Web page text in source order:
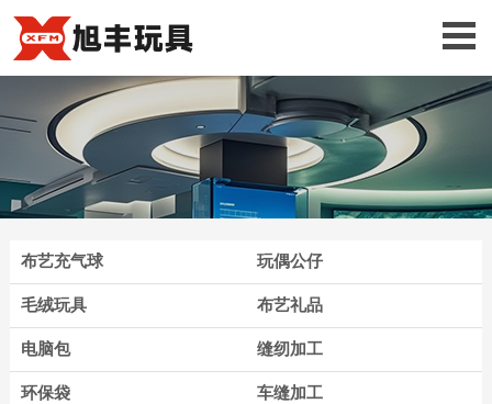
布艺充气球 玩偶公仔
毛绒玩具 布艺礼品
电脑包 缝纫加工
环保袋 车缝加工